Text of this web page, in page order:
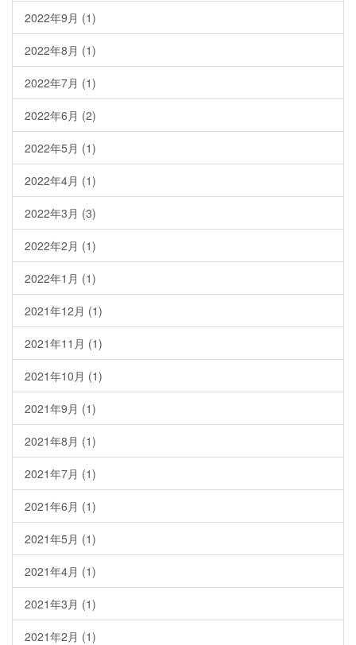
2022年9月 (1)
2022年8月 (1)
2022年7月 (1)
2022年6月 (2)
2022年5月 (1)
2022年4月 (1)
2022年3月 (3)
2022年2月 (1)
2022年1月 (1)
2021年12月 (1)
2021年11月 (1)
2021年10月 (1)
2021年9月 (1)
2021年8月 (1)
2021年7月 (1)
2021年6月 (1)
2021年5月 (1)
2021年4月 (1)
2021年3月 (1)
2021年2月 (1)